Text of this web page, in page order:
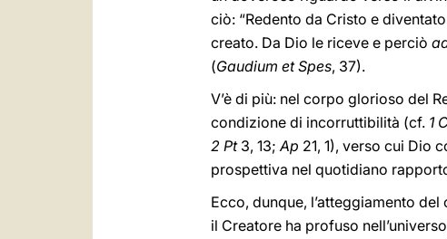
ciò: “Redento da Cristo e
creato. Da Dio le riceve e perciò
(Gaudium et Spes, 37).
V’è di più: nel corpo glorioso del
condizione di incorruttibilità (cf. 1
2 Pt 3, 13;Ap 21, 1), verso cui Dio
prospettiva nel quotidiano
Ecco, dunque, l’atteggiamento
il Creatore ha profuso